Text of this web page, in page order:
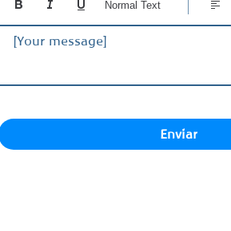
[Your message]
Normal Text
Enviar